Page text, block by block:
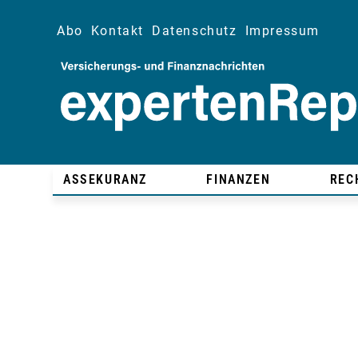
Abo Kontakt Datenschutz Impressum
ASSEKURANZ FINANZEN